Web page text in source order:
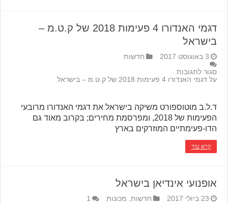
דגמי האנדורו 4 פעימות 2018 של ק.ט.מ –
בישראל
3 באוגוסט 2017
חדשות
סגור לתגובות
על דגמי האנדורו 4 פעימות 2018 של ק.ט.מ – בישראל
ד.ל.ב מוטוספורט משיקה בישראל את דגמי האנדורו מרובעי
הפעימות של 2018, ומפרסמת מחירים; בקרוב מאוד גם
הדו-פעימתיים המוזרקים בארץ
קרא עוד
אופנועי אינדיאן בישראל
23 ביולי 2017 חדשות מכונות 1